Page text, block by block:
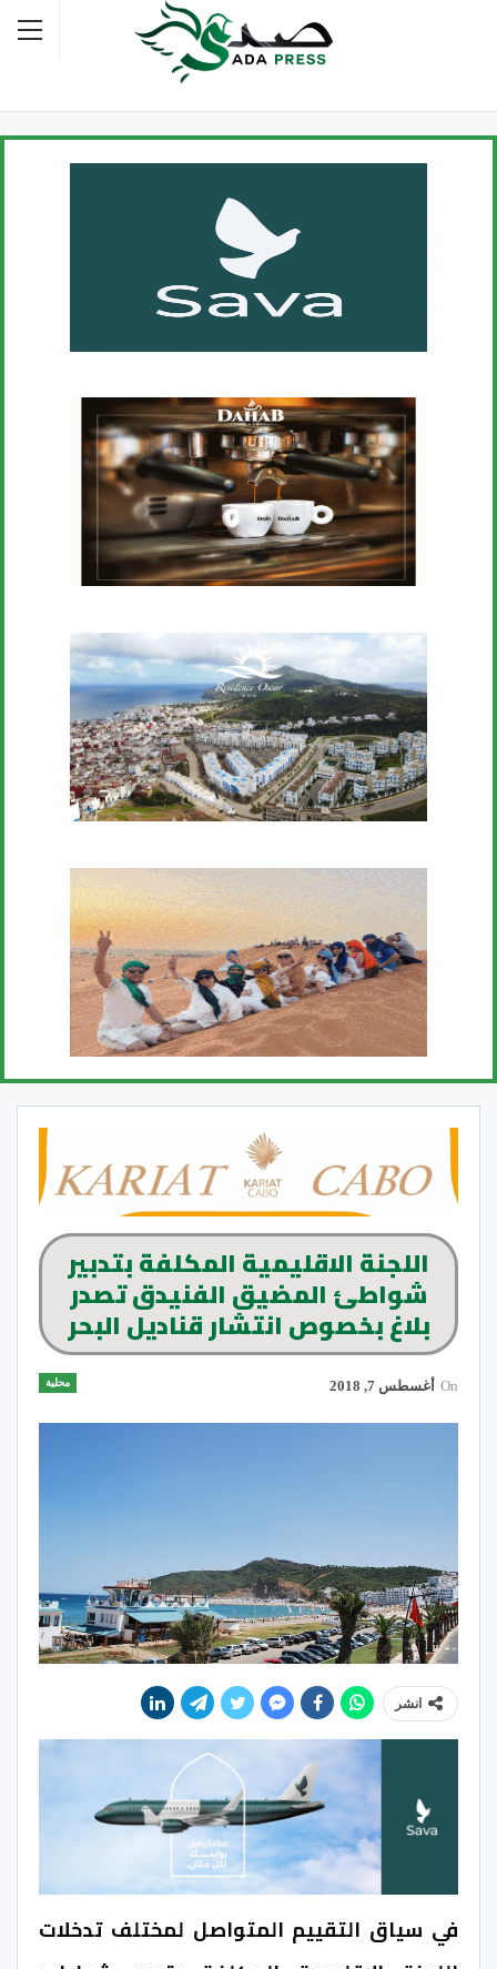
اللجنة الاقليمية المكلفة بتدبير
شواطئ المضيق الفنيدق تصدر
بلاغ بخصوص انتشار قناديل البحر
محلية On أغسطس 7, 2018
انشر
في سياق التقييم المتواصل لمختلف تدخلات